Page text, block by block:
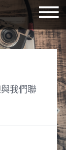
我們聯